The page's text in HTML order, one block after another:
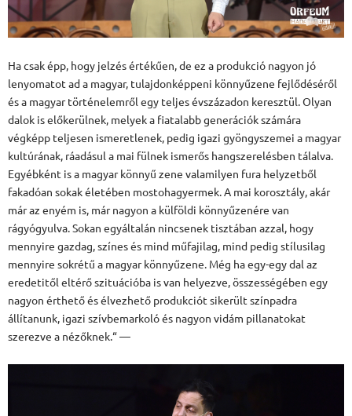
Ha csak épp, hogy jelzés értékűen, de ez a produkció nagyon jó
lenyomatot ad a magyar, tulajdonképpeni könnyűzene fejlődéséről
és a magyar történelemről egy teljes évszázadon keresztül. Olyan
dalok is előkerülnek, melyek a fiatalabb generációk számára
végképp teljesen ismeretlenek, pedig igazi gyöngyszemei a magyar
kultúrának, ráadásul a mai fülnek ismerős hangszerelésben tálalva.
Egyébként is a magyar könnyű zene valamilyen fura helyzetből
fakadóan sokak életében mostohagyermek. A mai korosztály, akár
már az enyém is, már nagyon a külföldi könnyűzenére van
rágyógyulva. Sokan egyáltalán nincsenek tisztában azzal, hogy
mennyire gazdag, színes és mind műfajilag, mind pedig stílusilag
mennyire sokrétű a magyar könnyűzene. Még ha egy-egy dal az
eredetitől eltérő szituációba is van helyezve, összességében egy
nagyon érthető és élvezhető produkciót sikerült színpadra
állítanunk, igazi szívbemarkoló és nagyon vidám pillanatokat
szerezve a nézőknek.“ —